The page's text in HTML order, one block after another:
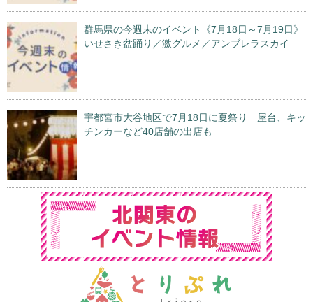
群馬県の今週末のイベント《7月18日～7月19日》
いせさき盆踊り／激グルメ／アンブレラスカイ
宇都宮市大谷地区で7月18日に夏祭り 屋台、キッ
チンカーなど40店舗の出店も